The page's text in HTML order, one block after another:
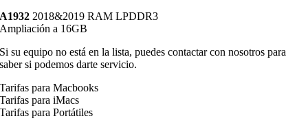
A1932 2018&2019 RAM LPDDR3
Ampliación a 16GB
Si su equipo no está en la lista, puedes contactar con nosotros para
saber si podemos darte servicio.
Tarifas para Macbooks
Tarifas para iMacs
Tarifas para Portátiles